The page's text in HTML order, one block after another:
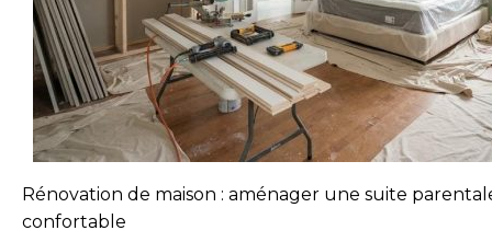
Rénovation de maison : aménager une suite
confortable